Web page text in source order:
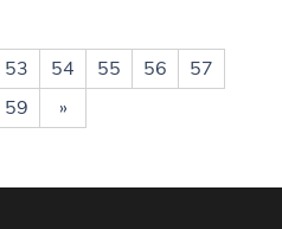
53 54 55 56
57
59 »